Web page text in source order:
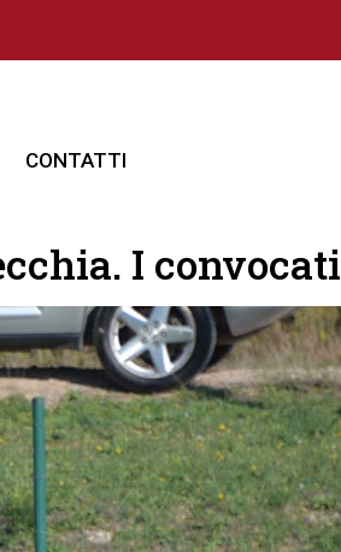
CONTATTI
I convocati